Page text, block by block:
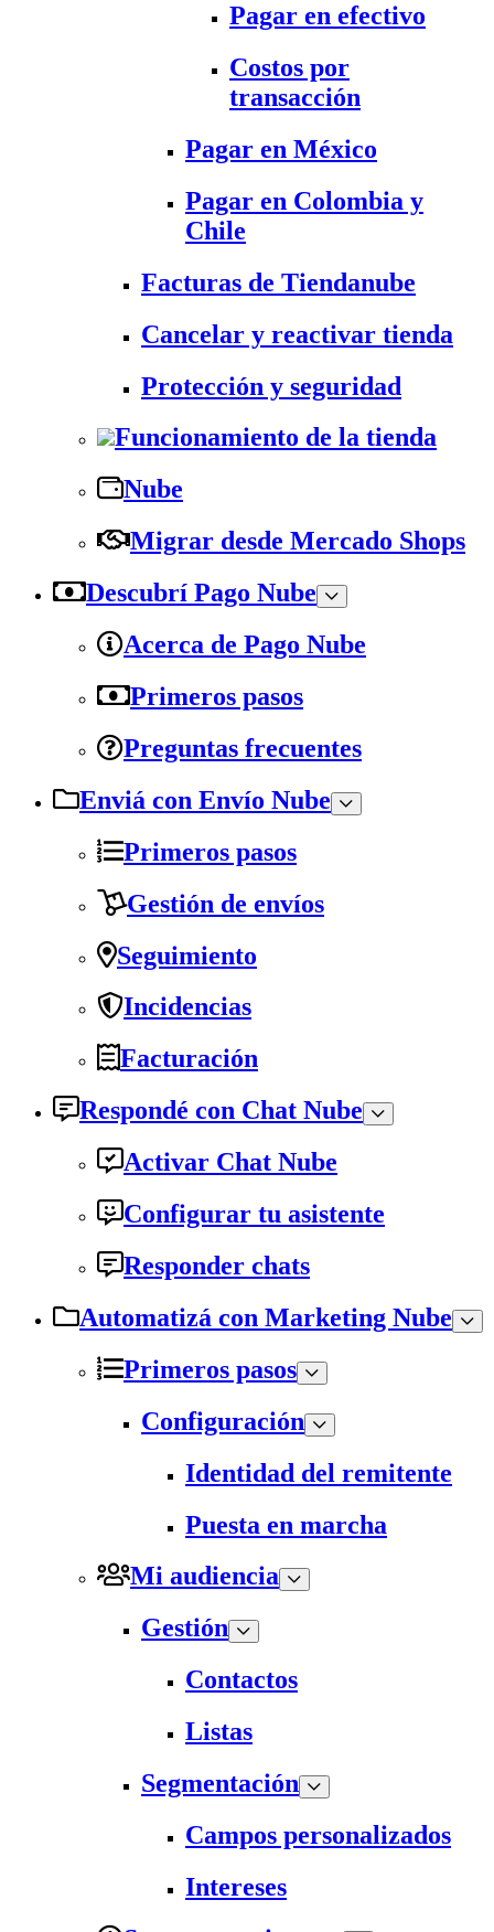
Pagar en efectivo
Costos por
transacción
Pagar en México
Pagar en Colombia y
Chile
Facturas de Tiendanube
Cancelar y reactivar tienda
Protección y seguridad
Funcionamiento de la tienda
Nube
Migrar desde Mercado Shops
Descubrí Pago Nube
Acerca de Pago Nube
Primeros pasos
Preguntas frecuentes
Enviá con Envío Nube
Primeros pasos
Gestión de envíos
Seguimiento
Incidencias
Facturación
Respondé con Chat Nube
Activar Chat Nube
Configurar tu asistente
Responder chats
Automatizá con Marketing Nube
Primeros pasos
Configuración
Identidad del remitente
Puesta en marcha
Mi audiencia
Gestión
Contactos
Listas
Segmentación
Campos personalizados
Intereses